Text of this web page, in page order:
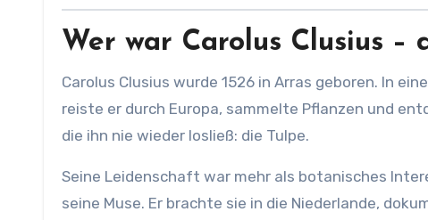
Wer war Carolus Clusius –
Carolus Clusius wurde 1526 in Arras geboren. In
reiste er durch Europa, sammelte Pflanzen und
die ihn nie wieder losließ: die Tulpe.
Seine Leidenschaft war mehr als botanisches
seine Muse. Er brachte sie in die Niederlande,